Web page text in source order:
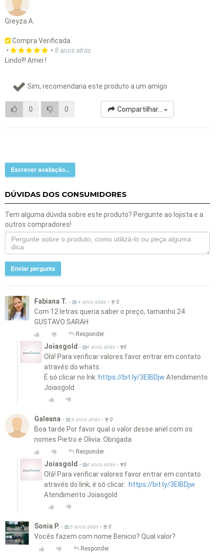
Greyza A.
Compra Verificada
•
• 8 anos atrás
Lindo!!! Amei !
Sim, recomendaria este produto a um amigo
0 0 Compartilhar...
Escrever avaliação...
DÚVIDAS DOS CONSUMIDORES
Tem alguma dúvida sobre este produto? Pergunte ao lojista e a
outros compradores!
Enviar pergunta
Fabiana T. • 4 anos atrás • 0
Com 12 letras queria saber o preço, tamanho 24
GUSTAVO SARAH
Responder
Joiasgold • 4 anos atrás • 0
Olá! Para verificar valores favor entrar em contato
através do whats.
É só clicar no lnk: https://bit.ly/3EIBDjw Atendimento
Joiasgold
Galeana • 4 anos atrás • 0
Boa tarde Por favor qual o valor desse anel com os
nomes Pietro e Olivia. Obrigada
Responder
Joiasgold • 4 anos atrás • 0
Olá! Para verificar valores favor entrar em contato
através do link, é só clicar: https://bit.ly/3EIBDjw
Atendimento Joiasgold
Sonia P. • 5 anos atrás • 0
Vocês fazem com nome Benicio? Qual valor?
Responder